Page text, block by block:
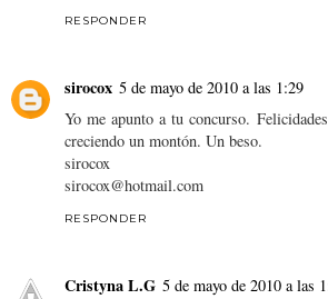
RESPONDER
sirocox 5 de mayo de 2010 a las 1:29
Yo me apunto a tu concurso.
creciendo un montón. Un beso.
sirocox
sirocox@hotmail.com
RESPONDER
Cristyna L.G 5 de mayo de 2010 a las